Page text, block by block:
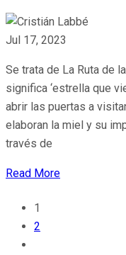
Jul 17, 2023
Se trata de La Ruta de
significa ‘estrella que
abrir las puertas a
elaboran la miel y su
través de
Read More
1
2